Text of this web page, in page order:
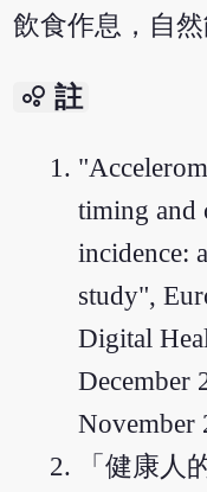
飲食作息，自然
bubble_chart 註
timing and
incidence:
study",
Digital
December
November
「健康人